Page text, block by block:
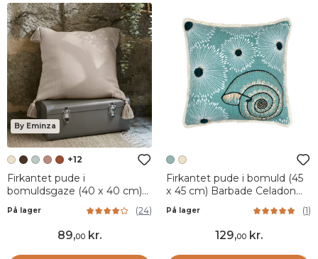
By Eminza
+12
Firkantet pude i
bomuldsgaze (40 x 40 cm)
Gaïa Beige pampa
På lager (24)
89,00 kr.
Firkantet pude i bomuld (45
x 45 cm) Barbade Celadon
Grøn
På lager (1)
129,00kr.